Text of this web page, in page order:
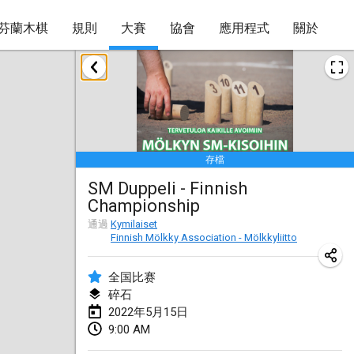
蘭木棋 規則 大賽 協會 應用程式 關於
存檔
SM Duppeli - Finnish
Championship
通過 Kymilaiset
Finnish Mölkky Association - Mölkkyliitto
全国比赛
碎石
2022年5月15日
9:00 AM
2022年1月
Tournoi Mixte ASPTTOM
2022年1月22日|法國
KKS Halli Duppeli
2022年1月22日 |芬蘭
Mölkky Tournament - Doubles
2022年1月22日|日本
Suomelan Mölkky-open
2022年1月22日
The Mölkky Tournament 2nd